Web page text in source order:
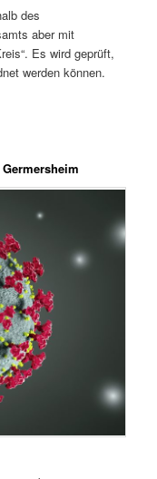
des
aber mit
Es wird geprüft,
werden können.